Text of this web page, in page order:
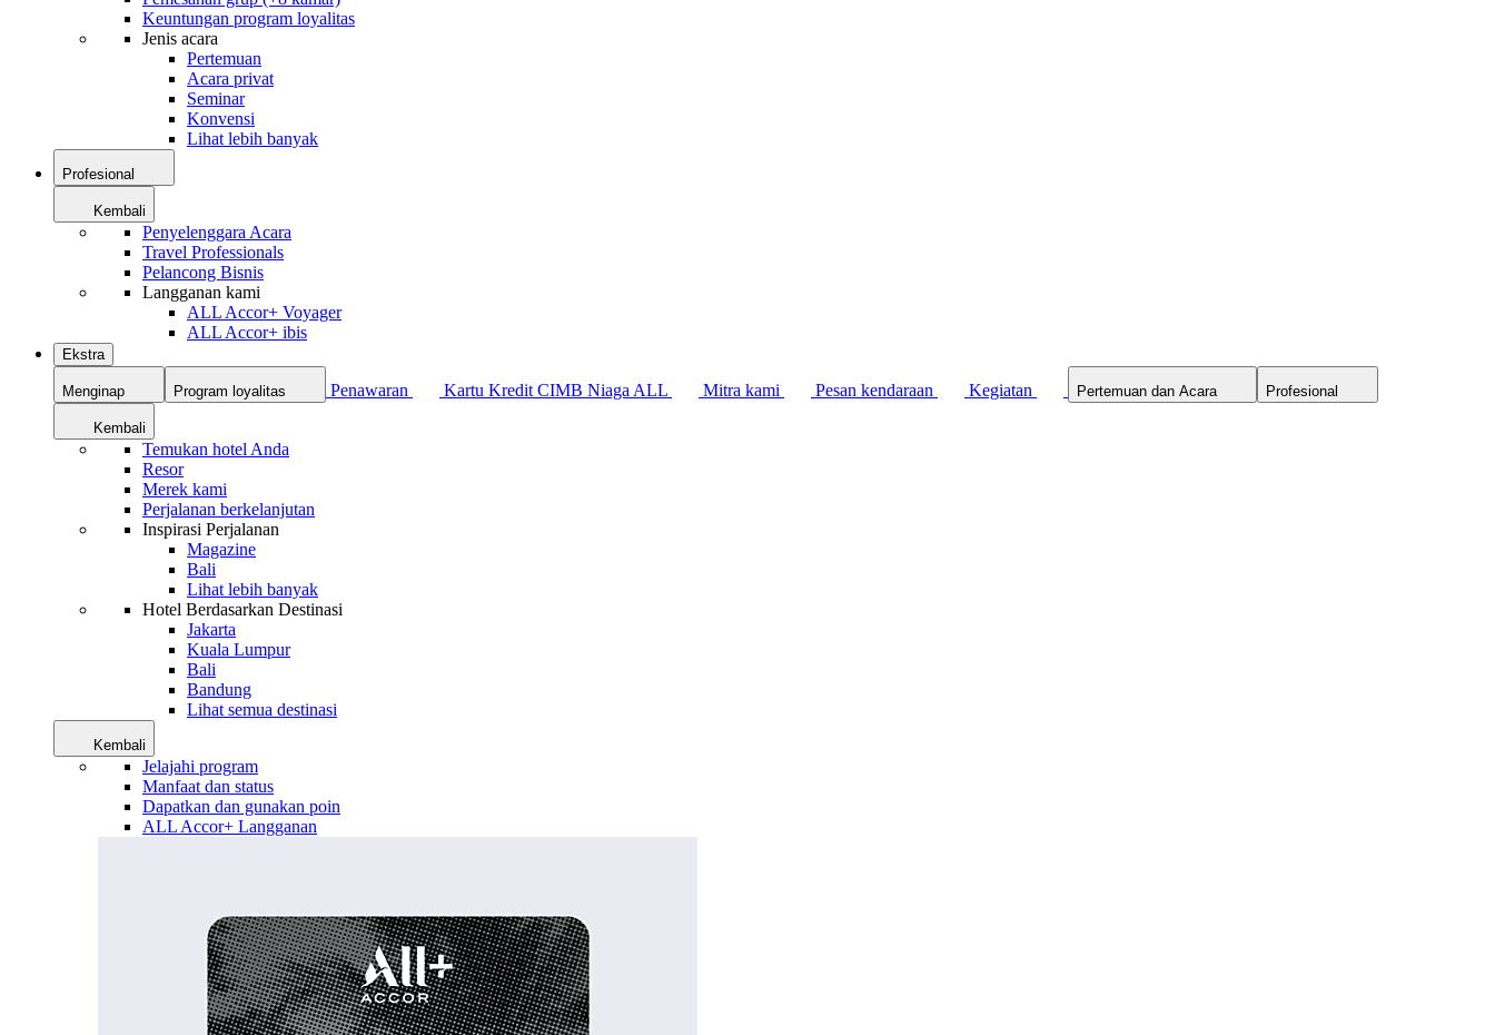
Keuntungan program loyalitas
Jenis acara
Pertemuan
Acara privat
Seminar
Konvensi
Lihat lebih banyak
Profesional
Kembali
Penyelenggara Acara
Travel Professionals
Pelancong Bisnis
Langganan kami
ALL Accor+ Voyager
ALL Accor+ ibis
Ekstra
Menginap Program loyalitas Penawaran Kartu Kredit CIMB Niaga ALL Mitra kami Pesan kendaraan Kegiatan Pertemuan dan Acara Profesional
Kembali
Temukan hotel Anda
Resor
Merek kami
Perjalanan berkelanjutan
Inspirasi Perjalanan
Magazine
Bali
Lihat lebih banyak
Hotel Berdasarkan Destinasi
Jakarta
Kuala Lumpur
Bali
Bandung
Lihat semua destinasi
Kembali
Jelajahi program
Manfaat dan status
Dapatkan dan gunakan poin
ALL Accor+ Langganan